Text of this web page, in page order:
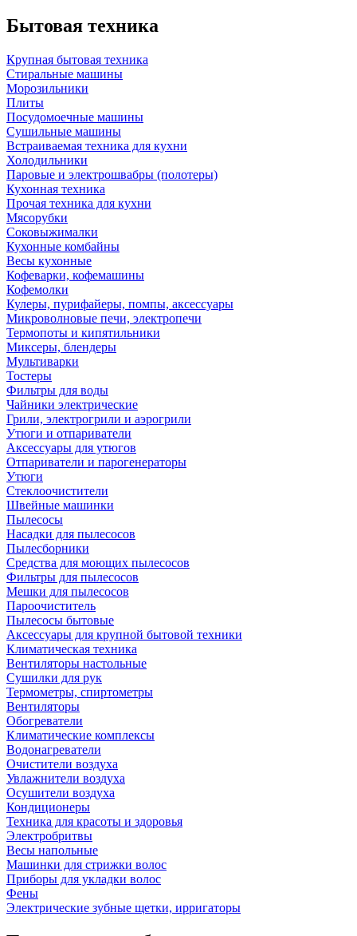
Бытовая техника
Крупная бытовая техника
Стиральные машины
Морозильники
Плиты
Посудомоечные машины
Сушильные машины
Встраиваемая техника для кухни
Холодильники
Паровые и электрошвабры (полотеры)
Кухонная техника
Прочая техника для кухни
Мясорубки
Соковыжималки
Кухонные комбайны
Весы кухонные
Кофеварки, кофемашины
Кофемолки
Кулеры, пурифайеры, помпы, аксессуары
Микроволновые печи, электропечи
Термопоты и кипятильники
Миксеры, блендеры
Мультиварки
Тостеры
Фильтры для воды
Чайники электрические
Грили, электрогрили и аэрогрили
Утюги и отпариватели
Аксессуары для утюгов
Отпариватели и парогенераторы
Утюги
Стеклоочистители
Швейные машинки
Пылесосы
Насадки для пылесосов
Пылесборники
Средства для моющих пылесосов
Фильтры для пылесосов
Мешки для пылесосов
Пароочиститель
Пылесосы бытовые
Аксессуары для крупной бытовой техники
Климатическая техника
Вентиляторы настольные
Сушилки для рук
Термометры, спиртометры
Вентиляторы
Обогреватели
Климатические комплексы
Водонагреватели
Очистители воздуха
Увлажнители воздуха
Осушители воздуха
Кондиционеры
Техника для красоты и здоровья
Электробритвы
Весы напольные
Машинки для стрижки волос
Приборы для укладки волос
Фены
Электрические зубные щетки, ирригаторы